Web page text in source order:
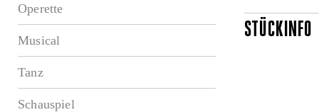
Operette
Musical
Tanz
Schauspiel
STÜCKINFO